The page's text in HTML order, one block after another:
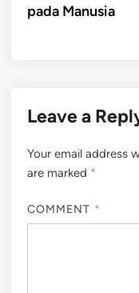
pada Manusia
Leave a
Your email address
are marked *
COMMENT *